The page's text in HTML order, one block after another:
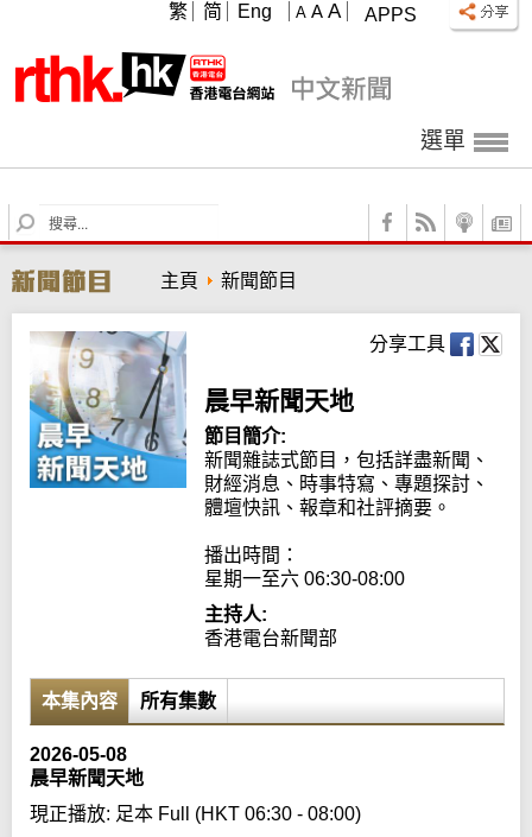
APPS
A A A
繁 简 Eng
選單
S
e
r
c
h
主頁 新聞節目
分享工具
晨早新聞天地
節目簡介:
新聞雜誌式節目，包括詳盡新聞、
財經消息、時事特寫、專題探討、
體壇快訊、報章和社評摘要。
播出時間：
星期一至六 06:30-08:00
主持人:
香港電台新聞部
本集內容 所有集數
2026-05-08
晨早新聞天地
現正播放: 足本 Full (HKT 06:30 - 08:00)